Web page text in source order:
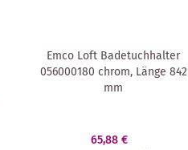
Emco Loft Badetuchhalter
056000180 chrom, Länge 842
mm
65,88 €